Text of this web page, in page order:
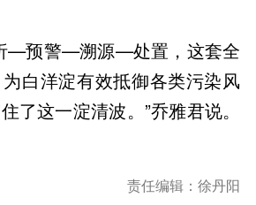
—预警—溯源—处置，这套全
白洋淀有效抵御各类污染风
了这一淀清波。”乔雅君说。
责任编辑：徐丹阳